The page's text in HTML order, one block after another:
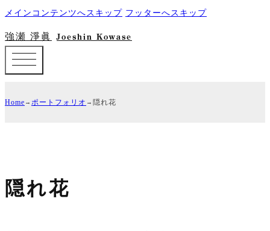
メインコンテンツへスキップ フッターへスキップ
強瀬 淨眞 Joeshin Kowase
Home ポートフォリオ 隠れ花
隠れ花